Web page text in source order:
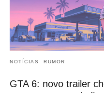
NOTÍCIAS RUMOR
GTA 6: novo trailer